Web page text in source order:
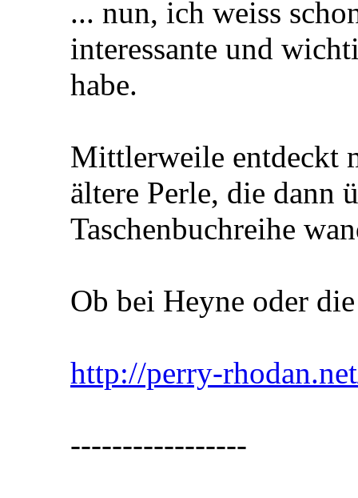
... nun, ich weiss
interessante und
habe.
Mittlerweile entdeckt
ältere Perle, die dann
Taschenbuchreihe
Ob bei Heyne oder
http://perry-
-----------------